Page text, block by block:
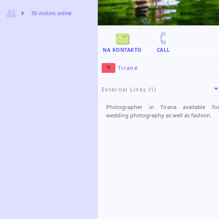
NA KONTAKTO CALL
Tiranë
External Links (1)
Photographer in Tirana available
wedding photography as well as fashion.
30 visitors online